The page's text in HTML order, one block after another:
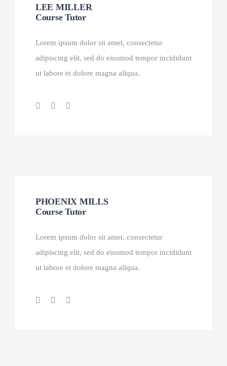
LEE MILLER
Course Tutor
Lorem ipsum dolor sit amet, consectetur
adipiscing elit, sed do eiusmod tempor incididunt
ut labore et dolore magna aliqua.
PHOENIX MILLS
Course Tutor
Lorem ipsum dolor sit amet, consectetur
adipiscing elit, sed do eiusmod tempor incididunt
ut labore et dolore magna aliqua.